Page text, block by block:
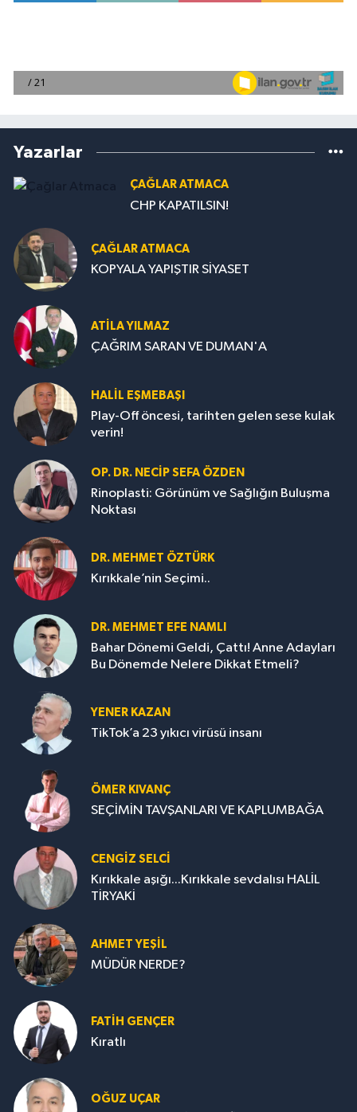
Yazarlar
ÇAĞLAR ATMACA
CHP KAPATILSIN!
ÇAĞLAR ATMACA
KOPYALA YAPIŞTIR SİYASET
ATILA YILMAZ
ÇAĞRIM SARAN VE DUMAN'A
HALIL EŞMEBAŞI
Play-Off öncesi, tarihten gelen sese kulak
verin!
OP. DR. NECIP SEFA ÖZDEN
Rinoplasti: Görünüm ve Sağlığın Buluşma
Noktası
DR. MEHMET ÖZTÜRK
Kırıkkale’nin Seçimi..
DR. MEHMET EFE NAMLI
Bahar Dönemi Geldi, Çattı! Anne Adayları
Bu Dönemde Nelere Dikkat Etmeli?
YENER KAZAN
TikTok’a 23 yıkıcı virüsü insanı
ÖMER KIVANÇ
SEÇİMİN TAVŞANLARI VE KAPLUMBAĞA
CENGİZ SELCİ
Kırıkkale aşığı...Kırıkkale sevdalısı HALİL
TİRYAKİ
AHMET YEŞİL
MÜDÜR NERDE?
FATIH GENÇER
Kıratlı
OĞUZ UÇAR